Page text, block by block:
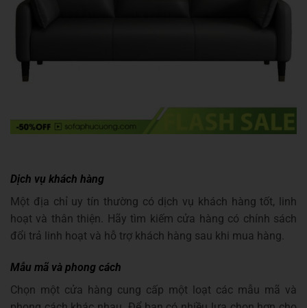
Dịch vụ khách hàng
Một địa chỉ uy tín thường có dịch vụ khách hàng tốt, linh
hoạt và thân thiện. Hãy tìm kiếm cửa hàng có chính sách
đổi trả linh hoạt và hỗ trợ khách hàng sau khi mua hàng.
Mẫu mã và phong cách
Chọn một cửa hàng cung cấp một loạt các mẫu mã và